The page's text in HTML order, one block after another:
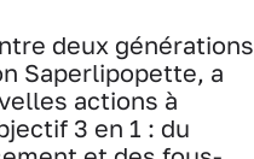
deux générations
Saperlipopette, a
actions à
3 en 1 : du